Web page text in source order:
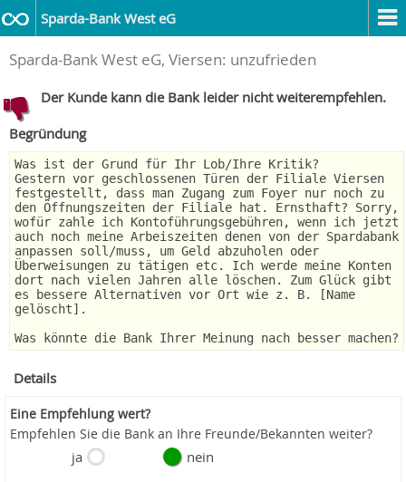
Sparda-Bank West eG
Sparda-Bank West eG, Viersen: unzufrieden
Der Kunde kann die Bank leider nicht weiterempfehlen.
Begründung
Was ist der Grund für Ihr Lob/Ihre Kritik?
Gestern vor geschlossenen Türen der Filiale Viersen
festgestellt, dass man Zugang zum Foyer nur noch zu
den Öffnungszeiten der Filiale hat. Ernsthaft? Sorry,
wofür zahle ich Kontoführungsgebühren, wenn ich jetzt
auch noch meine Arbeiszeiten denen von der Spardabank
anpassen soll/muss, um Geld abzuholen oder
Überweisungen zu tätigen etc. Ich werde meine Konten
dort nach vielen Jahren alle löschen. Zum Glück gibt
es bessere Alternativen vor Ort wie z. B. [Name
gelöscht].
Was könnte die Bank Ihrer Meinung nach besser machen?
Details
Eine Empfehlung wert?
Empfehlen Sie die Bank an Ihre Freunde/Bekannten weiter?
ja nein